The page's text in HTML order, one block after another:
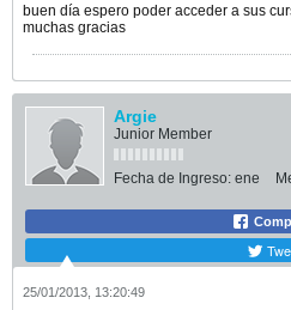
buen día espero poder acceder a sus
muchas gracias
Argie
Junior Member
Fecha de Ingreso: ene
25/01/2013, 13:20:49